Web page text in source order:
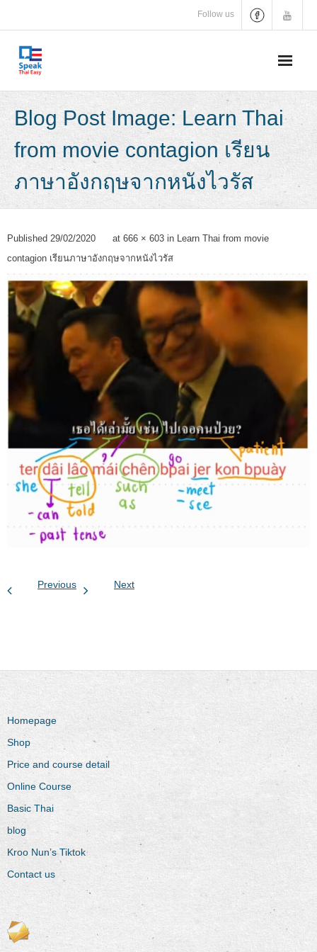
content
Follow us
Blog Post Image: Learn Thai
from movie contagion เรียน
ภาษาอังกฤษจากหนังไวรัส
Published 29/02/2020 at 666 × 603 in Learn Thai from movie
contagion เรียนภาษาอังกฤษจากหนังไวรัส
Previous Next
Homepage
Shop
Price and course detail
Online Course
Basic Thai
blog
Kroo Nun’s Tiktok
Contact us